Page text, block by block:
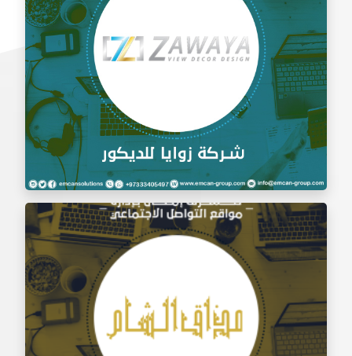
إدارة السوشيال ميديا شركة زوايا للديكور